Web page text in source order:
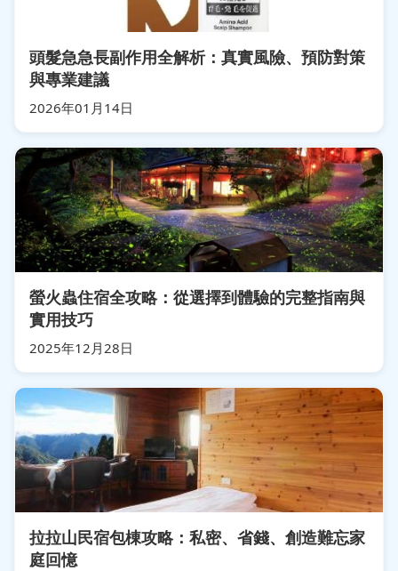
頭髮急急長副作用全解析：真實風險、預防對策
與專業建議
2026年01月14日
螢火蟲住宿全攻略：從選擇到體驗的完整指南與
實用技巧
2025年12月28日
拉拉山民宿包棟攻略：私密、省錢、創造難忘家
庭回憶